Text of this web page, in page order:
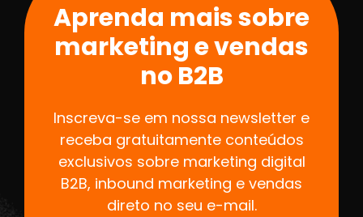
Aprenda mais sobre
marketing e vendas
no B2B
Inscreva-se em nossa newsletter e
receba gratuitamente conteúdos
exclusivos sobre marketing digital
B2B, inbound marketing e vendas
direto no seu e-mail.